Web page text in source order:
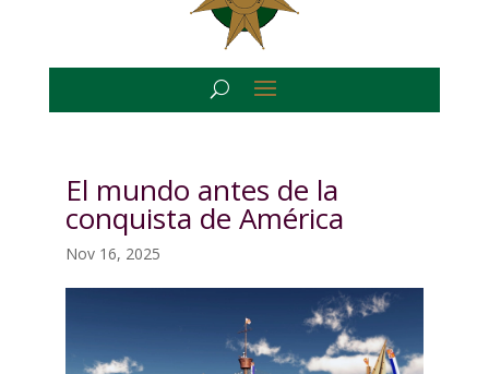
El mundo antes de la
conquista de América
Nov 16, 2025